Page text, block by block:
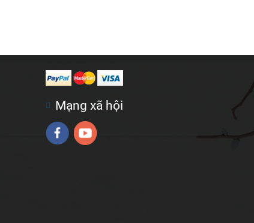
Mạng xã hội